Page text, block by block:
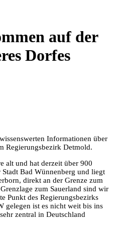
auf der
Dorfes
Informationen über
Regierungsbezirk Detmold.
alt und hat derzeit über 900
Bad Wünnenberg und liegt
direkt an der Grenze zum
zum Sauerland sind wir
Punkt des Regierungsbezirks
gelegen ist es nicht weit bis ins
zentral in Deutschland